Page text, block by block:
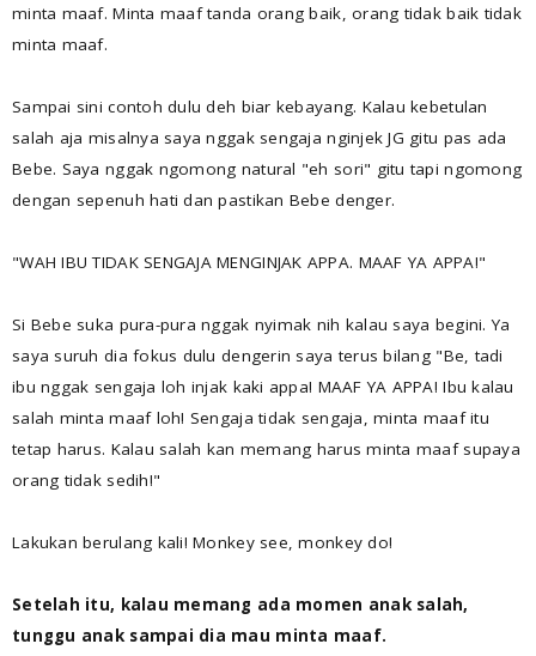
minta maaf. Minta maaf tanda orang baik, orang tidak baik tidak
minta maaf.
Sampai sini contoh dulu deh biar kebayang. Kalau kebetulan
salah aja misalnya saya nggak sengaja nginjek JG gitu pas ada
Bebe. Saya nggak ngomong natural "eh sori" gitu tapi ngomong
dengan sepenuh hati dan pastikan Bebe denger.
"WAH IBU TIDAK SENGAJA MENGINJAK APPA. MAAF YA APPA!"
Si Bebe suka pura-pura nggak nyimak nih kalau saya begini. Ya
saya suruh dia fokus dulu dengerin saya terus bilang "Be, tadi
ibu nggak sengaja loh injak kaki appa! MAAF YA APPA! Ibu kalau
salah minta maaf loh! Sengaja tidak sengaja, minta maaf itu
tetap harus. Kalau salah kan memang harus minta maaf supaya
orang tidak sedih!"
Lakukan berulang kali! Monkey see, monkey do!
Setelah itu, kalau memang ada momen anak salah,
tunggu anak sampai dia mau minta maaf.